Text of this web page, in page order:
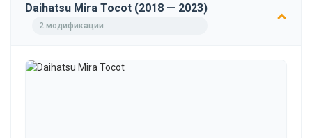
Daihatsu Mira Tocot (2018 — 2023)
2 модификации